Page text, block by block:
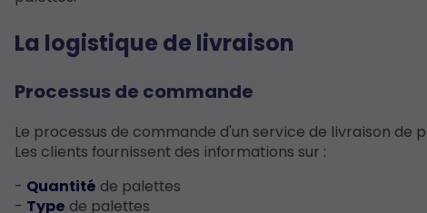
La logistique de livraison
Processus de commande
Le processus de commande d'un service de livraison
Les clients fournissent des informations sur :
- Quantité de palettes
- Type de palettes